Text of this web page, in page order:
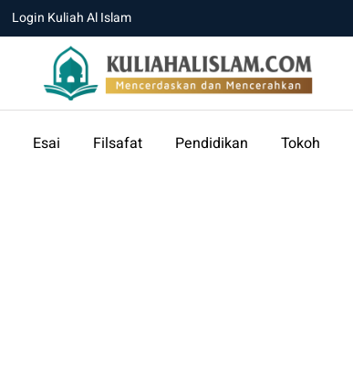
Login Kuliah Al Islam
Esai Filsafat Pendidikan Tokoh